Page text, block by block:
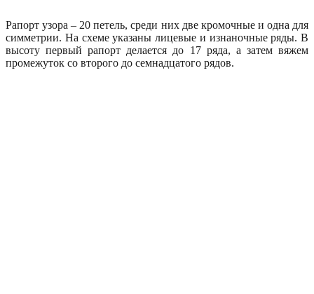
Рапорт узора – 20 петель, среди них две кромочные и одна для
симметрии. На схеме указаны лицевые и изнаночные ряды. В
высоту первый рапорт делается до 17 ряда, а затем вяжем
промежуток со второго до семнадцатого рядов.